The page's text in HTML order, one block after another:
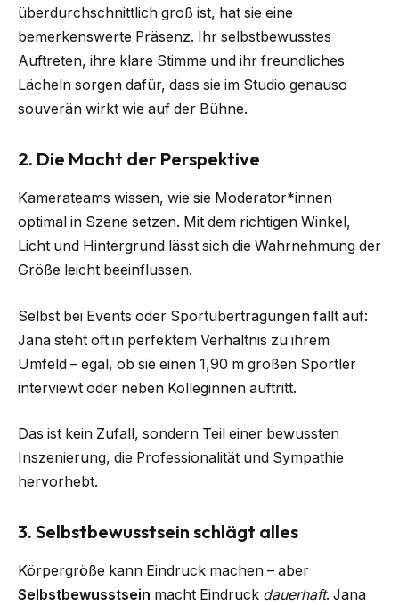
überdurchschnittlich groß ist, hat sie eine
bemerkenswerte Präsenz. Ihr selbstbewusstes
Auftreten, ihre klare Stimme und ihr freundliches
Lächeln sorgen dafür, dass sie im Studio genauso
souverän wirkt wie auf der Bühne.
2. Die Macht der Perspektive
Kamerateams wissen, wie sie Moderator*innen
optimal in Szene setzen. Mit dem richtigen Winkel,
Licht und Hintergrund lässt sich die Wahrnehmung der
Größe leicht beeinflussen.
Selbst bei Events oder Sportübertragungen fällt auf:
Jana steht oft in perfektem Verhältnis zu ihrem
Umfeld – egal, ob sie einen 1,90 m großen Sportler
interviewt oder neben Kolleginnen auftritt.
Das ist kein Zufall, sondern Teil einer bewussten
Inszenierung, die Professionalität und Sympathie
hervorhebt.
3. Selbstbewusstsein schlägt alles
Körpergröße kann Eindruck machen – aber
Selbstbewusstsein macht Eindruck dauerhaft. Jana